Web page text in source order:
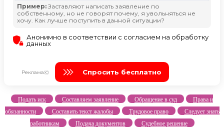
Подать иск Составляем заявление Обращение в суд
Права и
обязанности
Составить текст жалобы Трудовое право
Следует знать
работникам
Подача документов Судебное решение